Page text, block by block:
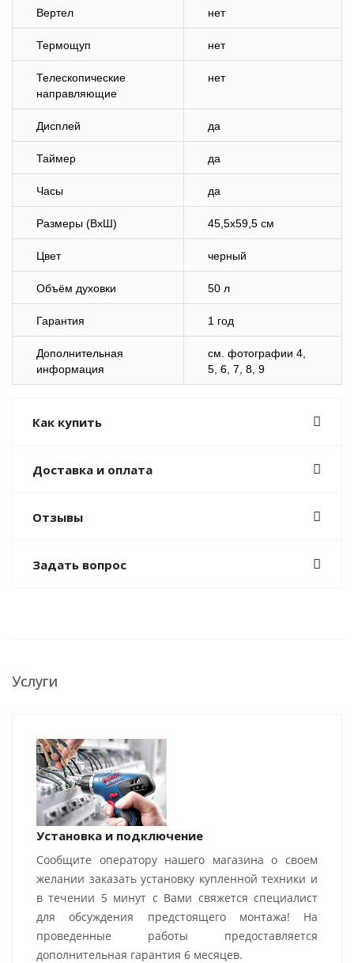
Вертел нет
Термощуп нет
Телескопические
направляющие
нет
Дисплей да
Таймер да
Часы да
Размеры (ВхШ) 45,5х59,5 см
Цвет черный
Объём духовки 50 л
Гарантия 1 год
Дополнительная
информация
cм. фотографии 4,
5, 6, 7, 8, 9
Как купить
Доставка и оплата
Отзывы
Задать вопрос
Услуги
Установка и подключение
Сообщите оператору нашего магазина о своем
желании заказать установку купленной техники и
в течении 5 минут с Вами свяжется специалист
для обсуждения предстоящего монтажа! На
проведенные работы предоставляется
дополнительная гарантия 6 месяцев.